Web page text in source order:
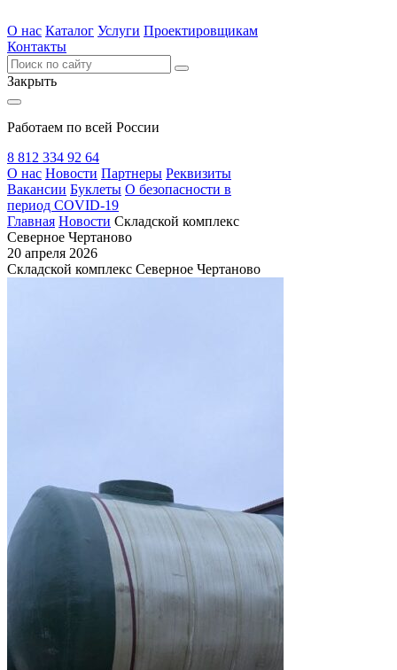
О нас Каталог Услуги Проектировщикам
Контакты
Закрыть
Работаем по всей России
8 812 334 92 64
О нас Новости Партнеры Реквизиты
Вакансии Буклеты О безопасности в
период COVID-19
Главная Новости Складской комплекс
Северное Чертаново
20 апреля 2026
Складской комплекс Северное Чертаново